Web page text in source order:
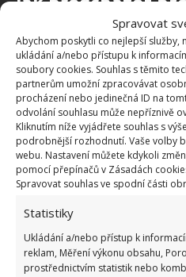
Spravovat
Abychom poskytli co nejlepší služby,
ukládání a/nebo přístupu k
soubory cookies. Souhlas s těmito
partnerům umožní zpracovávat
procházení nebo jedinečná ID na
odvolání souhlasu může nepříznivě
Kliknutím níže vyjádřete souhlas s
podrobnější rozhodnutí. Vaše volby
webu. Nastavení můžete kdykoli
pomocí přepínačů v Zásadách
Spravovat souhlas ve spodní části
Statistiky
Ukládání a/nebo přístup k
reklam, Měření výkonu obsahu,
prostřednictvím statistik nebo
s ložním prádlem?
především
Zde je několik účinných
zdravotním rizikům
pyžamo nebo noční košili.
spaním, nebo si alespoň
Pokud máte domácího
chlupů s prostěradly.
Nejezte v posteli. Pokud to